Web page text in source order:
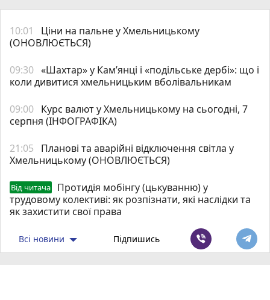
10:01
Ціни на пальне у Хмельницькому
(ОНОВЛЮЄТЬСЯ)
09:30 «Шахтар» у Камʼянці і «подільське дербі»: що і
коли дивитися хмельницьким вболівальникам
09:00 Курс валют у Хмельницькому на сьогодні, 7
серпня (ІНФОГРАФІКА)
21:05
Планові та аварійні відключення світла у
Хмельницькому (ОНОВЛЮЄТЬСЯ)
Від читача
Протидія мобінгу (цькуванню) у
трудовому колективі: як розпізнати, які наслідки та
як захистити свої права
Всі новини Підпишись